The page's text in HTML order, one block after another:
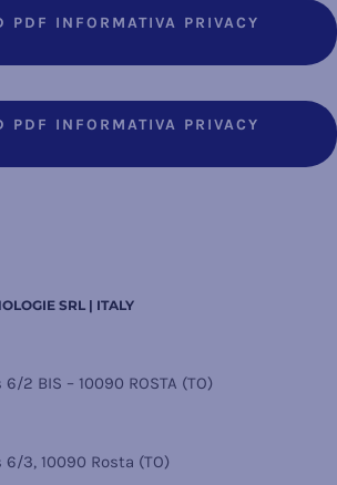
PDF INFORMATIVA PRIVACY
PDF INFORMATIVA PRIVACY
SRL | ITALY
2 BIS – 10090 ROSTA (TO)
6/3, 10090 Rosta (TO)